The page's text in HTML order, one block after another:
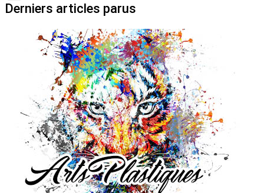
Derniers articles parus